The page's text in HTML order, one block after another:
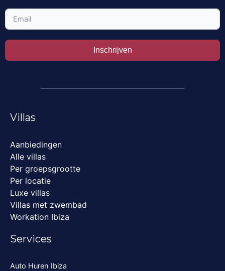
Inschrijven
Villas
Aanbiedingen
Alle villas
Per groepsgrootte
Per locatie
Luxe villas
Villas met zwembad
Workation Ibiza
Services
Auto Huren Ibiza